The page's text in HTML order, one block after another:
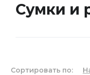
Сумки и
Сортировать по: